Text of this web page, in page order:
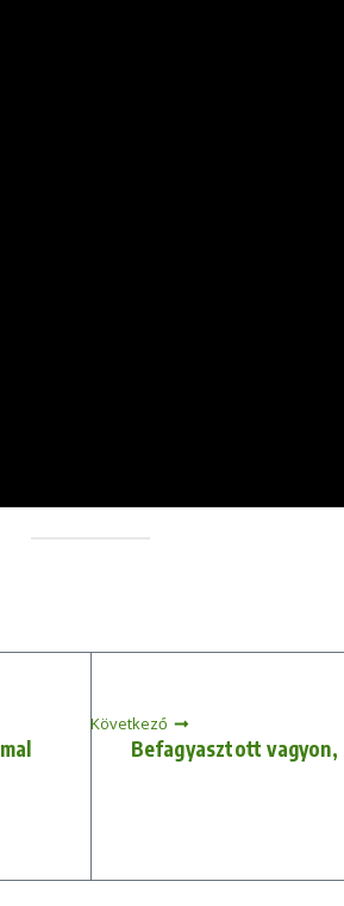
Következő
Befagyasztott